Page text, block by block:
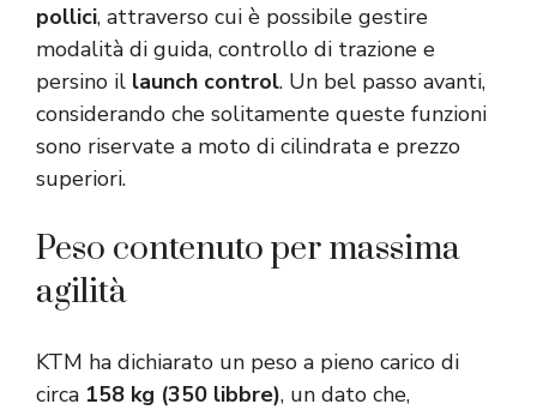
pollici, attraverso cui è possibile gestire
modalità di guida, controllo di trazione e
persino il launch control. Un bel passo avanti,
considerando che solitamente queste funzioni
sono riservate a moto di cilindrata e prezzo
superiori.
Peso contenuto per massima
agilità
KTM ha dichiarato un peso a pieno carico di
circa 158 kg (350 libbre), un dato che,